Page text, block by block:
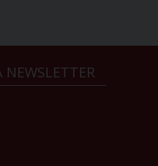
NEWSLETTER